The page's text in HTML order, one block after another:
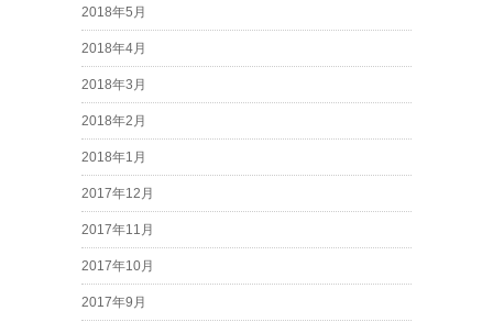
2018年5月
2018年4月
2018年3月
2018年2月
2018年1月
2017年12月
2017年11月
2017年10月
2017年9月